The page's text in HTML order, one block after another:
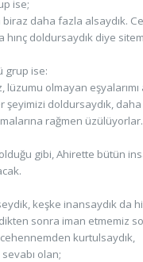
ise;
biraz daha fazla alsaydık.
hınç doldursaydık diye
grup ise:
lüzumu olmayan eşyalarımı
şeyimizi doldursaydık,
rağmen üzülüyorlar.
gibi, Ahirette bütün
keşke inansaydık da
sonra iman etmemiz
kurtulsaydık,
olan;